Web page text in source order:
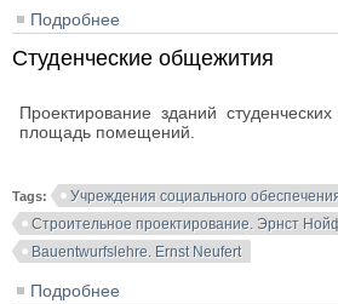
Подробнее
Студенческие общежития
Проектирование зданий
площадь помещений.
Tags:
Учреждения социального
Строительное проектирование. Эрнст
Bauentwurfslehre. Ernst Neufert
Подробнее